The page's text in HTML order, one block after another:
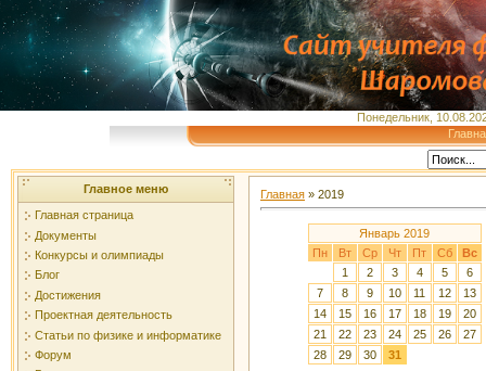
Понедельник,
Главное меню
Главная страница
Документы
Конкурсы и олимпиады
Блог
Достижения
Проектная деятельность
Статьи по физике и информатике
Форум
Главная » 2019
Январь 2019
Пн
Вт Ср Чт Пт Сб
Вс
1
2 3 4 5
6
7
8 9 10 11 12
13
14
15 16 17 18 19
20
21
22 23 24 25 26
27
28
29 30 31